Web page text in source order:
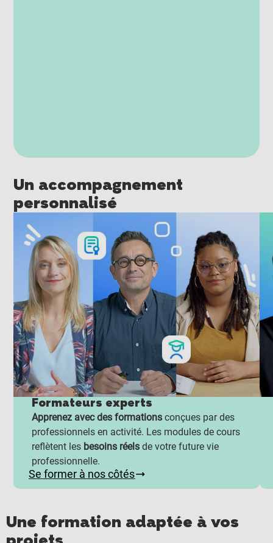
Un accompagnement
personnalisé
Formateurs experts
Apprenez avec des formations conçues par des
professionnels en activité. Les modules de cours
reflètent les besoins réels de votre future vie
professionnelle.
Se former à nos côtés
Une formation adaptée à vos